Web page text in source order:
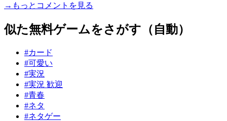
→もっとコメントを見る
似た無料ゲームをさがす（自動）
#カード
#可愛い
#実況
#実況 歓迎
#青春
#ネタ
#ネタゲー